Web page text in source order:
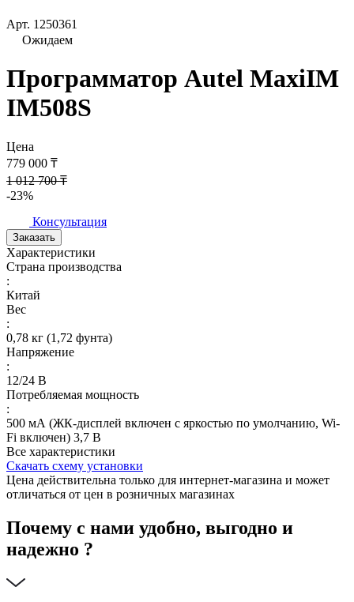
Арт. 1250361
Ожидаем
Программатор Autel MaxiIM
IM508S
Цена
779 000 ₸
1 012 700 ₸
-23%
Консультация
Заказать
Характеристики
Страна производства
:
Китай
Вес
:
0,78 кг (1,72 фунта)
Напряжение
:
12/24 В
Потребляемая мощность
:
500 мА (ЖК-дисплей включен с яркостью по умолчанию, Wi-
Fi включен) 3,7 В
Все характеристики
Скачать схему установки
Цена действительна только для интернет-магазина и может
отличаться от цен в розничных магазинах
Почему с нами удобно, выгодно и
надежно ?